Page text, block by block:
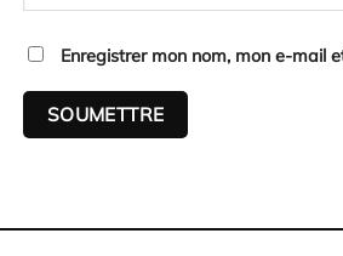
Enregistrer mon nom, mon e-mail